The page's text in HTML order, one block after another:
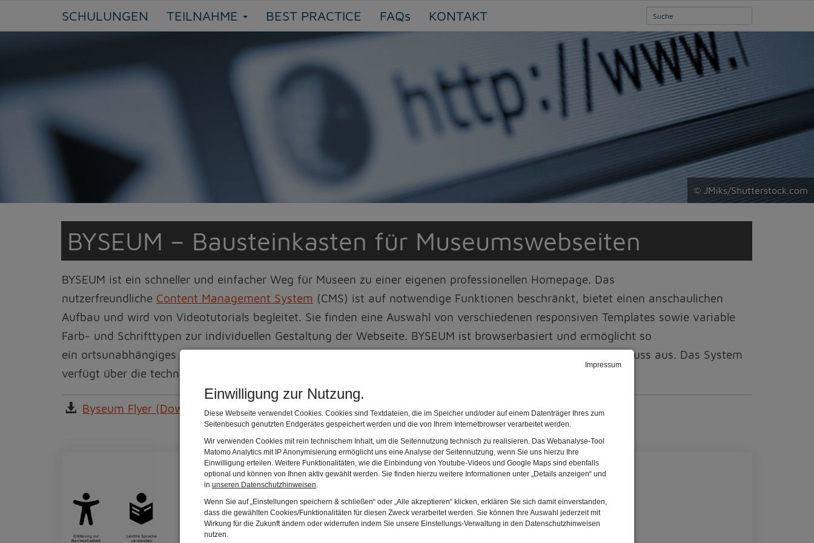
Impressum
Einwilligung zur Nutzung.
Diese Webseite verwendet Cookies. Cookies sind Textdateien, die im Speicher und/oder auf einem Datenträger Ihres zum
Seitenbesuch genutzten Endgerätes gespeichert werden und die von Ihrem Internetbrowser verarbeitet werden.
Wir verwenden Cookies mit rein technischem Inhalt, um die Seitennutzung technisch zu realisieren. Das Webanalyse-Tool
Matomo Analytics mit IP Anonymisierung ermöglicht uns eine Analyse der Seitennutzung, wenn Sie uns hierzu Ihre
Einwilligung erteilen. Weitere Funktionalitäten, wie die Einbindung von Youtube-Videos und Google Maps sind ebenfalls
optional und können von Ihnen aktiv gewählt werden. Sie finden hierzu weitere Informationen unter „Details anzeigen“ und
in unseren Datenschutzhinweisen
Wenn Sie auf „Einstellungen speichern & schließen“ oder „Alle akzeptieren“ klicken, erklären Sie sich damit einverstanden,
dass die gewählten Cookies/Funktionalitäten für diesen Zweck verarbeitet werden. Sie können Ihre Auswahl jederzeit mit
Wirkung für die Zukunft ändern oder widerrufen indem Sie unsere Einstellungs-Verwaltung in den Datenschutzhinweisen
nutzen.
SCHULUNGEN TEILNAHME BEST PRACTICE FAQs KONTAKT
© JMiks/Shutterstock.com
BYSEUM – Bausteinkasten für Museumswebseiten
BYSEUM ist ein schneller und einfacher Weg für Museen zu einer eigenen professionellen Homepage. Das
nutzerfreundliche Content Management System (CMS) ist auf notwendige Funktionen beschränkt, bietet einen anschaulichen
Aufbau und wird von Videotutorials begleitet. Sie finden eine Auswahl von verschiedenen responsiven Templates sowie variable
Farb- und Schrifttypen zur individuellen Gestaltung der Webseite. BYSEUM ist browserbasiert und ermöglicht so
ein ortsunabhängiges Einarbeiten von Inhalten und Bildern von jedem beliebigen Rechner mit Internetanschluss aus. Das System
verfügt über die technischen Möglichkeiten barrierefreie Websites umzusetzen.
Byseum Flyer (Download, nicht barrierefrei)(pdf, 0.10 MB)